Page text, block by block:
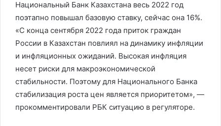
Национальный Банк Казахстана весь 2022 год
поэтапно повышал базовую ставку, сейчас она 16%.
«С конца сентября 2022 года приток граждан
России в Казахстан повлиял на динамику инфляции
и инфляционных ожиданий. Высокая инфляция
несет риски для макроэкономической
стабильности. Поэтому для Национального Банка
стабилизация роста цен является приоритетом», —
прокомментировали РБК ситуацию в регуляторе.